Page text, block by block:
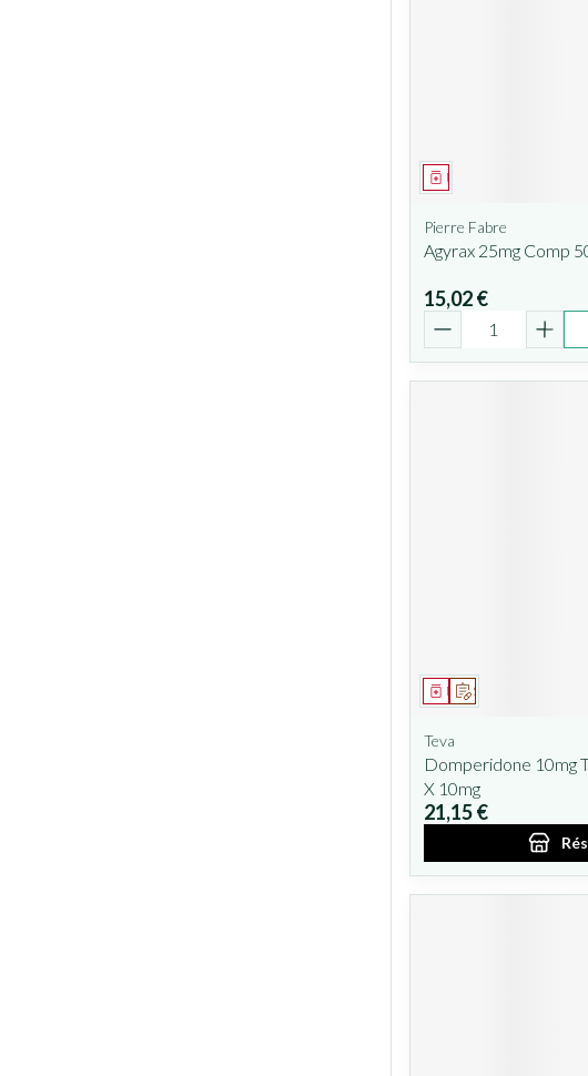
Médicament
Pierre Fabre
Agyrax 25mg Comp
15,02 €
Quantité
Sur prescription
Médicament
Teva
Domperidone 10mg
X 10mg
21,15 €